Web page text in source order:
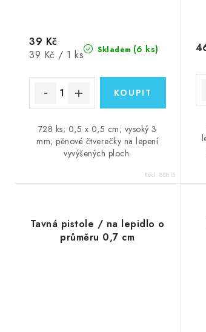
Skladem (6 ks)
39 Kč
Měrná
39 Kč / 1 ks
728 ks; 0,5 x 0,5 cm; vysoký 3
mm; pěnové čtverečky na lepení
vyvýšených ploch.
Kód:88815
Tavná pistole / na lepidlo o
průměru 0,7 cm